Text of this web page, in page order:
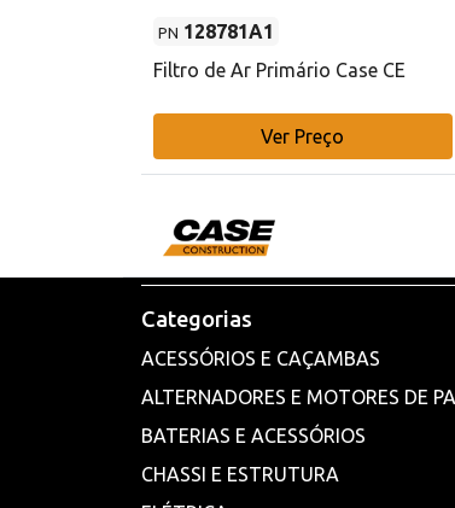
PN 128781A1
Filtro de Ar Primário Case CE
Ver Preço
Categorias
ACESSÓRIOS E CAÇAMBAS
ALTERNADORES E MOTORES DE
BATERIAS E ACESSÓRIOS
CHASSI E ESTRUTURA